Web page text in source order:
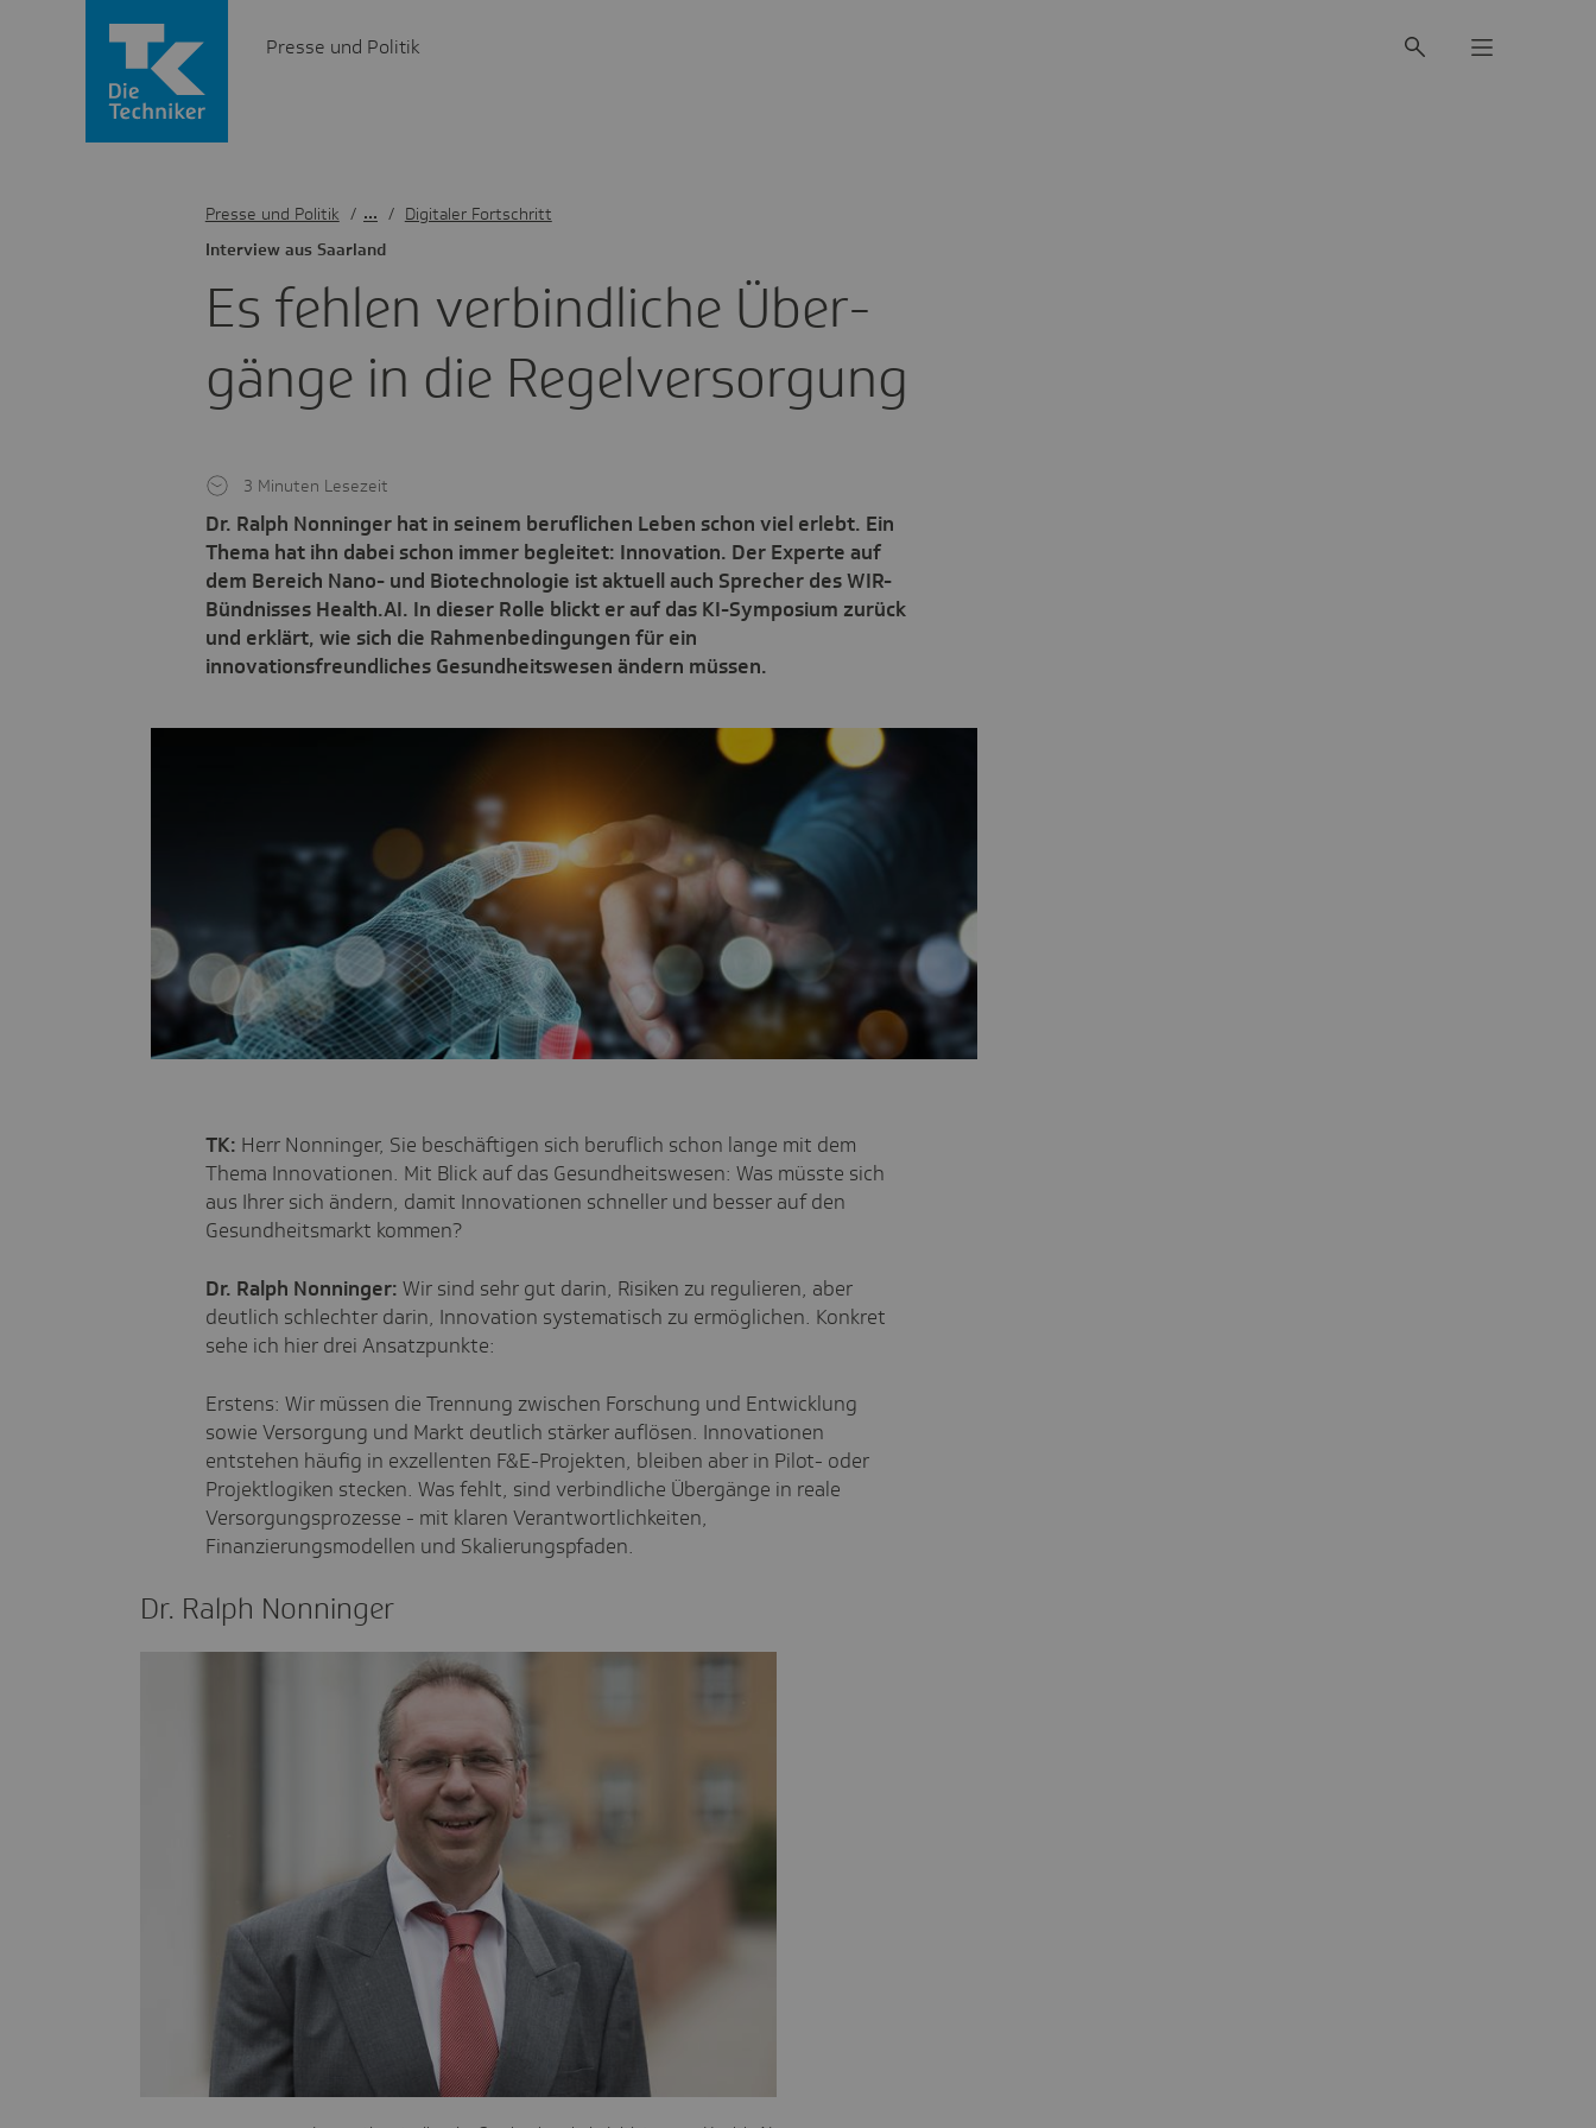
Presse und Politik
Es fehlen verbind­liche Über­
gänge in die Regel­ver­sor­gung
Inter­view aus Saar­land
Dr. Ralph Nonninger hat in seinem beruflichen Leben schon viel erlebt. Ein
Thema hat ihn dabei schon immer begleitet: Innovation. Der Experte auf
dem Bereich Nano- und Biotechnologie ist aktuell auch Sprecher des WIR-
Bündnisses Health.AI. In dieser Rolle blickt er auf das KI-Symposium zurück
und erklärt, wie sich die Rahmenbedingungen für ein
innovationsfreundliches Gesundheitswesen ändern müssen.
3 Minuten Lesezeit
Presse und Politik / Digitaler Fortschritt
TK: Herr Nonninger, Sie beschäftigen sich beruflich schon lange mit dem
Thema Innovationen. Mit Blick auf das Gesundheitswesen: Was müsste sich
aus Ihrer sich ändern, damit Innovationen schneller und besser auf den
Gesundheitsmarkt kommen?
Dr. Ralph Nonninger: Wir sind sehr gut darin, Risiken zu regulieren, aber
deutlich schlechter darin, Innovation systematisch zu ermöglichen. Konkret
sehe ich hier drei Ansatzpunkte:
Erstens: Wir müssen die Trennung zwischen Forschung und Entwicklung
sowie Versorgung und Markt deutlich stärker auflösen. Innovationen
entstehen häufig in exzellenten F&E-Projekten, bleiben aber in Pilot- oder
Projektlogiken stecken. Was fehlt, sind verbindliche Übergänge in reale
Versorgungsprozesse - mit klaren Verantwortlichkeiten,
Finanzierungsmodellen und Skalierungspfaden.
Dr. Ralph Nonninger